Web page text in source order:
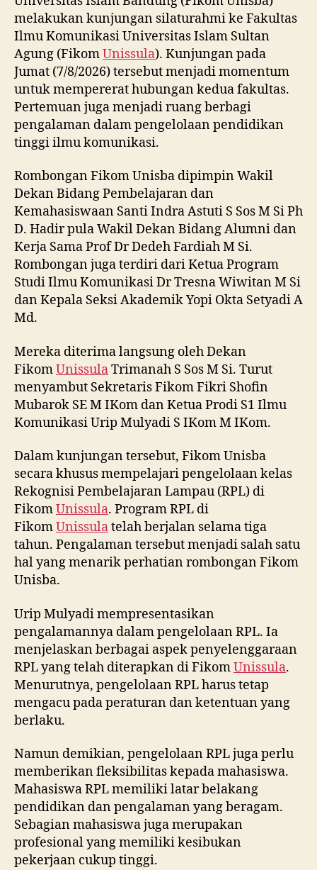
melakukan kunjungan silaturahmi ke Fakultas
Ilmu Komunikasi Universitas Islam Sultan
Agung (FikomUnissula). Kunjungan pada
Jumat (7/8/2026) tersebut menjadi momentum
untuk mempererat hubungan kedua fakultas.
Pertemuan juga menjadi ruang berbagi
pengalaman dalam pengelolaan pendidikan
tinggi ilmu komunikasi.
Rombongan Fikom Unisba dipimpin Wakil
Dekan Bidang Pembelajaran dan
Kemahasiswaan Santi Indra Astuti S Sos M Si Ph
D. Hadir pula Wakil Dekan Bidang Alumni dan
Kerja Sama Prof Dr Dedeh Fardiah M Si.
Rombongan juga terdiri dari Ketua Program
Studi Ilmu Komunikasi Dr Tresna Wiwitan M Si
dan Kepala Seksi Akademik Yopi Okta Setyadi A
Md.
Mereka diterima langsung oleh Dekan
FikomUnissulaTrimanah S Sos M Si. Turut
menyambut Sekretaris Fikom Fikri Shofin
Mubarok SE M IKom dan Ketua Prodi S1 Ilmu
Komunikasi Urip Mulyadi S IKom M IKom.
Dalam kunjungan tersebut, Fikom Unisba
secara khusus mempelajari pengelolaan kelas
Rekognisi Pembelajaran Lampau (RPL) di
FikomUnissula. Program RPL di
FikomUnissulatelah berjalan selama tiga
tahun. Pengalaman tersebut menjadi salah satu
hal yang menarik perhatian rombongan Fikom
Unisba.
Urip Mulyadi mempresentasikan
pengalamannya dalam pengelolaan RPL. Ia
menjelaskan berbagai aspek penyelenggaraan
RPL yang telah diterapkan di FikomUnissula.
Menurutnya, pengelolaan RPL harus tetap
mengacu pada peraturan dan ketentuan yang
berlaku.
Namun demikian, pengelolaan RPL juga perlu
memberikan fleksibilitas kepada mahasiswa.
Mahasiswa RPL memiliki latar belakang
pendidikan dan pengalaman yang beragam.
Sebagian mahasiswa juga merupakan
profesional yang memiliki kesibukan
pekerjaan cukup tinggi.